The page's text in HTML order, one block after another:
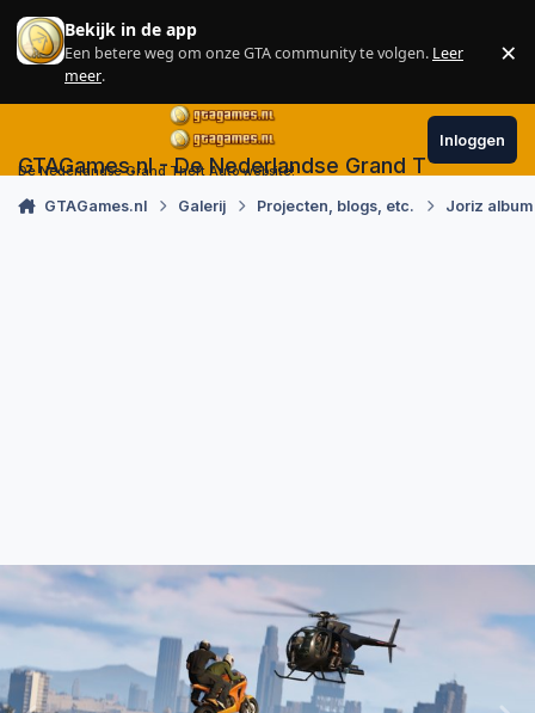
Skip to content
Bekijk in de app
Een betere weg om onze GTA community te volgen. Leer
meer.
×
GTAGames.nl - De Nederlandse Grand Theft Auto
De Nederlandse Grand Theft Auto website!
Inloggen
GTAGames.nl Galerij Projecten, blogs, etc. Joriz album